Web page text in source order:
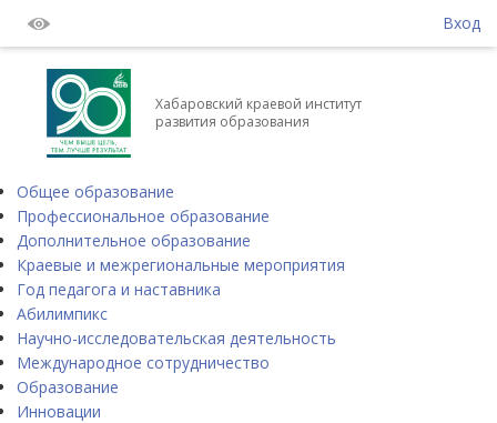
Вход
Хабаровский краевой институт
развития образования
Общее образование
Профессиональное образование
Дополнительное образование
Краевые и межрегиональные мероприятия
Год педагога и наставника
Абилимпикс
Научно-исследовательская деятельность
Международное сотрудничество
Образование
Инновации